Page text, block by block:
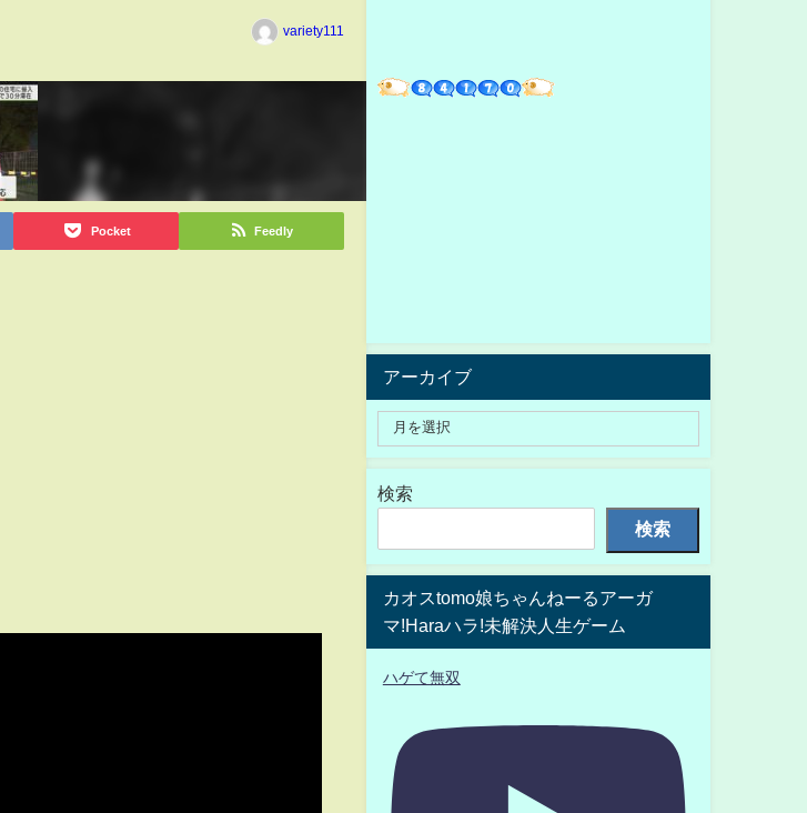
variety111
Pocket Feedly
アーカイブ
検索
検索
カオスtomo娘ちゃんねーるアーガ
マ!Haraハラ!未解決人生ゲーム
ハゲて無双